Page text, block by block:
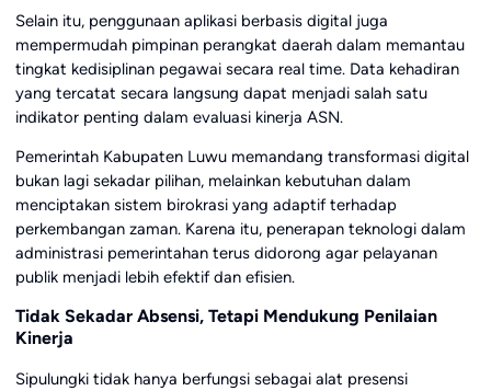
Selain itu, penggunaan aplikasi berbasis digital juga
mempermudah pimpinan perangkat daerah dalam memantau
tingkat kedisiplinan pegawai secara real time. Data kehadiran
yang tercatat secara langsung dapat menjadi salah satu
indikator penting dalam evaluasi kinerja ASN.
Pemerintah Kabupaten Luwu memandang transformasi digital
bukan lagi sekadar pilihan, melainkan kebutuhan dalam
menciptakan sistem birokrasi yang adaptif terhadap
perkembangan zaman. Karena itu, penerapan teknologi dalam
administrasi pemerintahan terus didorong agar pelayanan
publik menjadi lebih efektif dan efisien.
Tidak Sekadar Absensi, Tetapi Mendukung Penilaian
Kinerja
Sipulungki tidak hanya berfungsi sebagai alat presensi